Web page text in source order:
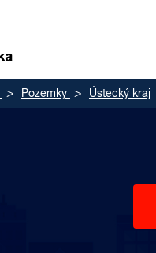
Pozemky Ústecký kraj